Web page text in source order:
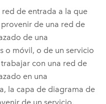
de entrada a la que
de una red de
de una
o móvil, o de un servicio
con una red de
en una
la capa de diagrama de
de un servicio.